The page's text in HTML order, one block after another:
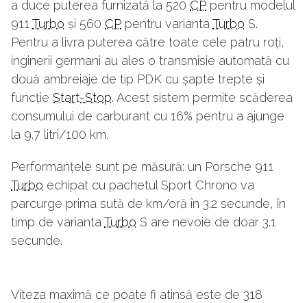
a duce puterea furnizată la 520 CP pentru modelul
911Turbo și 560 CP pentru variantaTurbo S.
Pentru a livra puterea către toate cele patru roți,
inginerii germani au ales o transmisie automată cu
două ambreiaje de tip PDK cu șapte trepte și
funcție Start-Stop. Acest sistem permite scăderea
consumului de carburant cu 16% pentru a ajunge
la 9.7 litri/100 km.
Performanțele sunt pe măsură: un Porsche 911
Turbo echipat cu pachetul Sport Chrono va
parcurge prima sută de km/oră în 3.2 secunde, în
timp de variantaTurbo S are nevoie de doar 3.1
secunde.
Viteza maximă ce poate fi atinsă este de 318